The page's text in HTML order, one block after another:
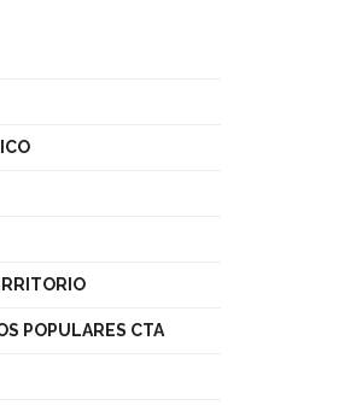
POPULARES CTA